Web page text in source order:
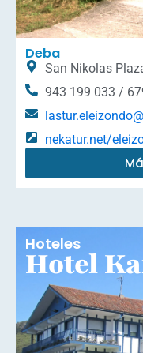
Deba
San Nikolas
943 199 033 /
nekatur.net/
Hoteles
Hotel